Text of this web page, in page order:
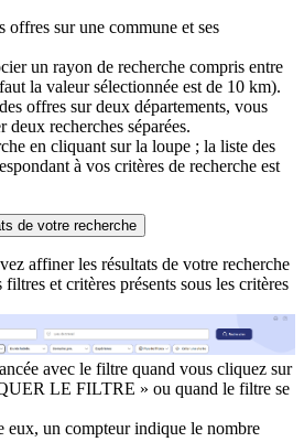
offres sur une commune et ses
un rayon de recherche compris entre
la valeur sélectionnée est de 10 km).
offres sur deux départements, vous
deux recherches séparées.
en cliquant sur la loupe ; la liste des
à vos critères de recherche est
de votre recherche
affiner les résultats de votre recherche
filtres et critères présents sous les critères
avec le filtre quand vous cliquez sur
LE FILTRE » ou quand le filtre se
eux, un compteur indique le nombre